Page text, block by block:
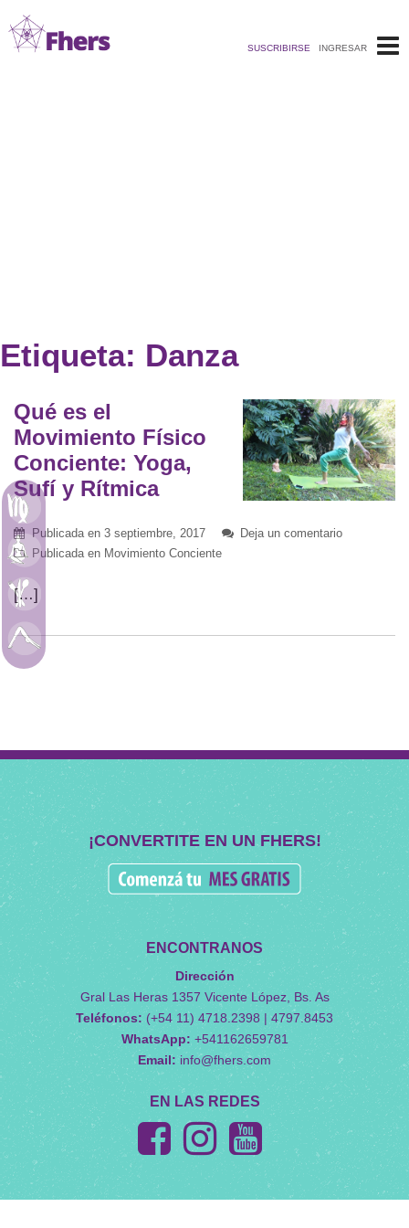
al
contenido
INGRESAR
SUSCRIBIRSE
Etiqueta: Danza
Qué es el
Movimiento Físico
Conciente: Yoga,
Sufí y Rítmica
Publicada en 3 septiembre, 2017
Deja un comentario
Publicada en Movimiento Conciente
[…]
Meditación
Movimiento
¡CONVERTITE EN UN FHERS!
ENCONTRANOS
Dirección
Gral Las Heras 1357 Vicente López, Bs. As
Teléfonos: (+54 11) 4718.2398 | 4797.8453
WhatsApp: +541162659781
Email: info@fhers.com
EN LAS REDES